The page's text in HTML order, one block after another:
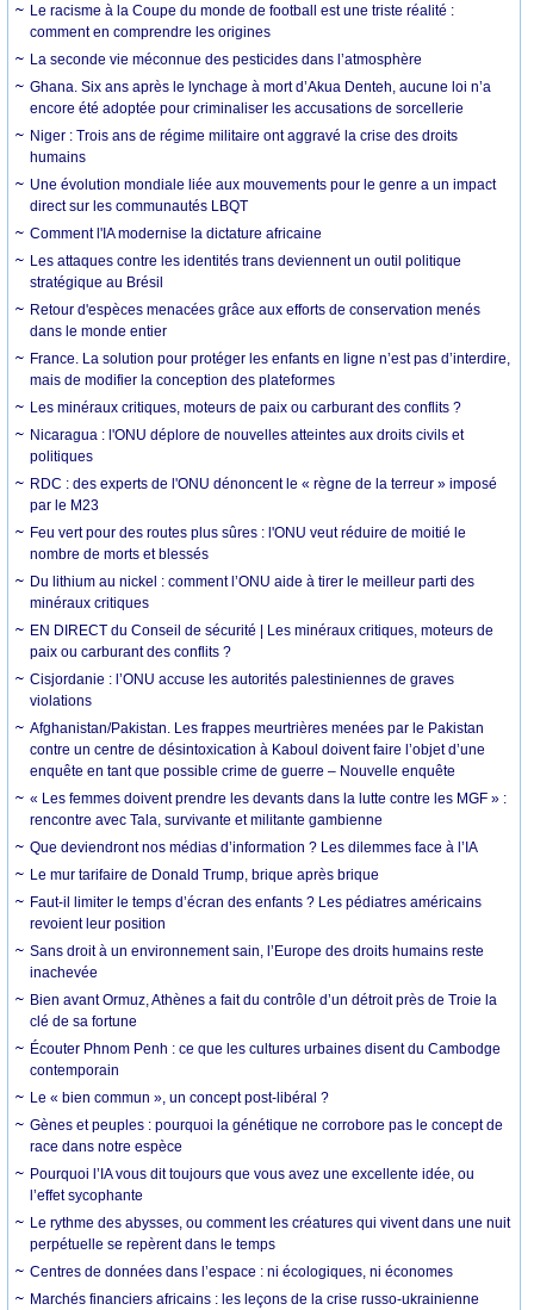
Le racisme à la Coupe du monde de football est une triste réalité :
comment en comprendre les origines
La seconde vie méconnue des pesticides dans l’atmosphère
Ghana. Six ans après le lynchage à mort d’Akua Denteh, aucune loi n’a
encore été adoptée pour criminaliser les accusations de sorcellerie
Niger : Trois ans de régime militaire ont aggravé la crise des droits
humains
Une évolution mondiale liée aux mouvements pour le genre a un impact
direct sur les communautés LBQT
Comment l'IA modernise la dictature africaine
Les attaques contre les identités trans deviennent un outil politique
stratégique au Brésil
Retour d'espèces menacées grâce aux efforts de conservation menés
dans le monde entier
France. La solution pour protéger les enfants en ligne n’est pas d’interdire,
mais de modifier la conception des plateformes
Les minéraux critiques, moteurs de paix ou carburant des conflits ?
Nicaragua : l'ONU déplore de nouvelles atteintes aux droits civils et
politiques
RDC : des experts de l'ONU dénoncent le « règne de la terreur » imposé
par le M23
Feu vert pour des routes plus sûres : l'ONU veut réduire de moitié le
nombre de morts et blessés
Du lithium au nickel : comment l’ONU aide à tirer le meilleur parti des
minéraux critiques
EN DIRECT du Conseil de sécurité | Les minéraux critiques, moteurs de
paix ou carburant des conflits ?
Cisjordanie : l’ONU accuse les autorités palestiniennes de graves
violations
Afghanistan/Pakistan. Les frappes meurtrières menées par le Pakistan
contre un centre de désintoxication à Kaboul doivent faire l’objet d’une
enquête en tant que possible crime de guerre – Nouvelle enquête
« Les femmes doivent prendre les devants dans la lutte contre les MGF » :
rencontre avec Tala, survivante et militante gambienne
Que deviendront nos médias d’information ? Les dilemmes face à l’IA
Le mur tarifaire de Donald Trump, brique après brique
Faut-il limiter le temps d’écran des enfants ? Les pédiatres américains
revoient leur position
Sans droit à un environnement sain, l’Europe des droits humains reste
inachevée
Bien avant Ormuz, Athènes a fait du contrôle d’un détroit près de Troie la
clé de sa fortune
Écouter Phnom Penh : ce que les cultures urbaines disent du Cambodge
contemporain
Le « bien commun », un concept post-libéral ?
Gènes et peuples : pourquoi la génétique ne corrobore pas le concept de
race dans notre espèce
Pourquoi l’IA vous dit toujours que vous avez une excellente idée, ou
l’effet sycophante
Le rythme des abysses, ou comment les créatures qui vivent dans une nuit
perpétuelle se repèrent dans le temps
Centres de données dans l’espace : ni écologiques, ni économes
Marchés financiers africains : les leçons de la crise russo-ukrainienne